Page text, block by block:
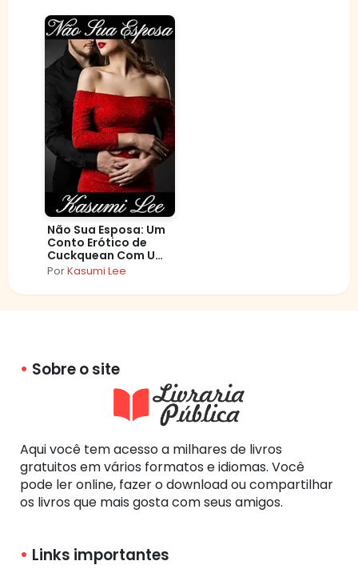
Não Sua Esposa: Um
Conto Erótico de
Cuckquean Com Um
Marido Traidor e
PorKasumi Lee
Sobre o site
Aqui você tem acesso a milhares de livros
gratuitos em vários formatos e idiomas. Você
pode ler online, fazer o download ou compartilhar
os livros que mais gosta com seus amigos.
Links importantes